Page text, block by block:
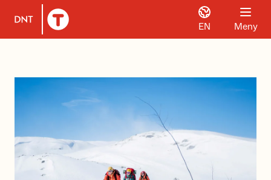
Til DNT.no forside
EN Meny